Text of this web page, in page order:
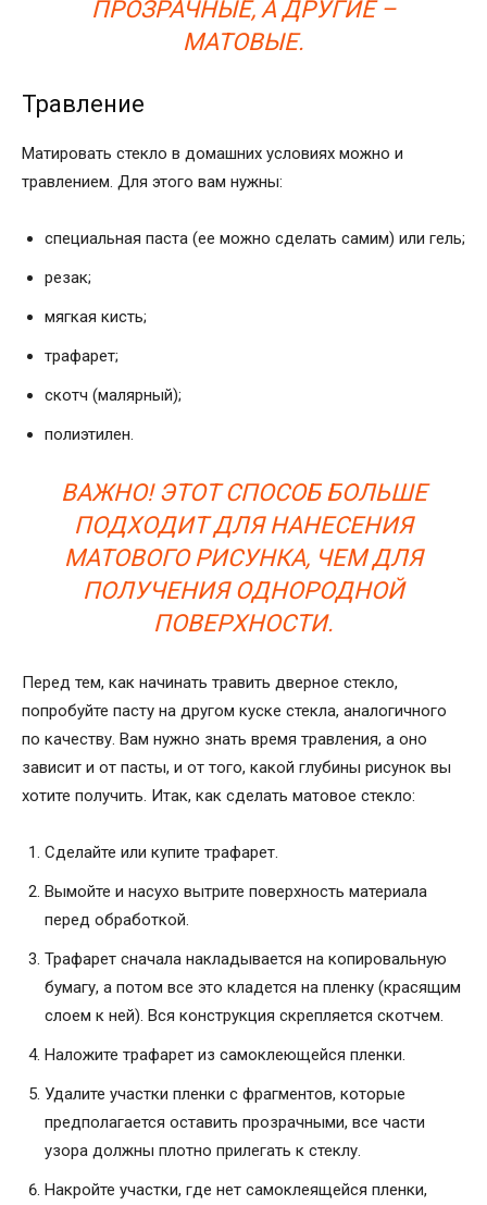
ПРОЗРАЧНЫЕ, А ДРУГИЕ –
МАТОВЫЕ.
Травление
Матировать стекло в домашних условиях можно и
травлением. Для этого вам нужны:
специальная паста (ее можно сделать самим) или гель;
резак;
мягкая кисть;
трафарет;
скотч (малярный);
полиэтилен.
ВАЖНО! ЭТОТ СПОСОБ БОЛЬШЕ
ПОДХОДИТ ДЛЯ НАНЕСЕНИЯ
МАТОВОГО РИСУНКА, ЧЕМ ДЛЯ
ПОЛУЧЕНИЯ ОДНОРОДНОЙ
ПОВЕРХНОСТИ.
Перед тем, как начинать травить дверное стекло,
попробуйте пасту на другом куске стекла, аналогичного
по качеству. Вам нужно знать время травления, а оно
зависит и от пасты, и от того, какой глубины рисунок вы
хотите получить. Итак, как сделать матовое стекло:
Сделайте или купите трафарет.
Вымойте и насухо вытрите поверхность материала
перед обработкой.
Трафарет сначала накладывается на копировальную
бумагу, а потом все это кладется на пленку (красящим
слоем к ней). Вся конструкция скрепляется скотчем.
Наложите трафарет из самоклеющейся пленки.
Удалите участки пленки с фрагментов, которые
предполагается оставить прозрачными, все части
узора должны плотно прилегать к стеклу.
Накройте участки, где нет самоклеящейся пленки,